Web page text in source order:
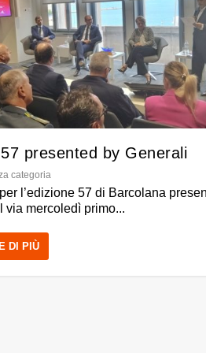
presented by Generali
categoria
l’edizione 57 di Barcolana
via mercoledì primo...
DI PIÙ